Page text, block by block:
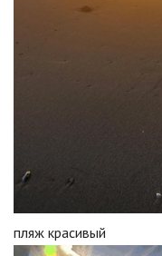
пляж красивый